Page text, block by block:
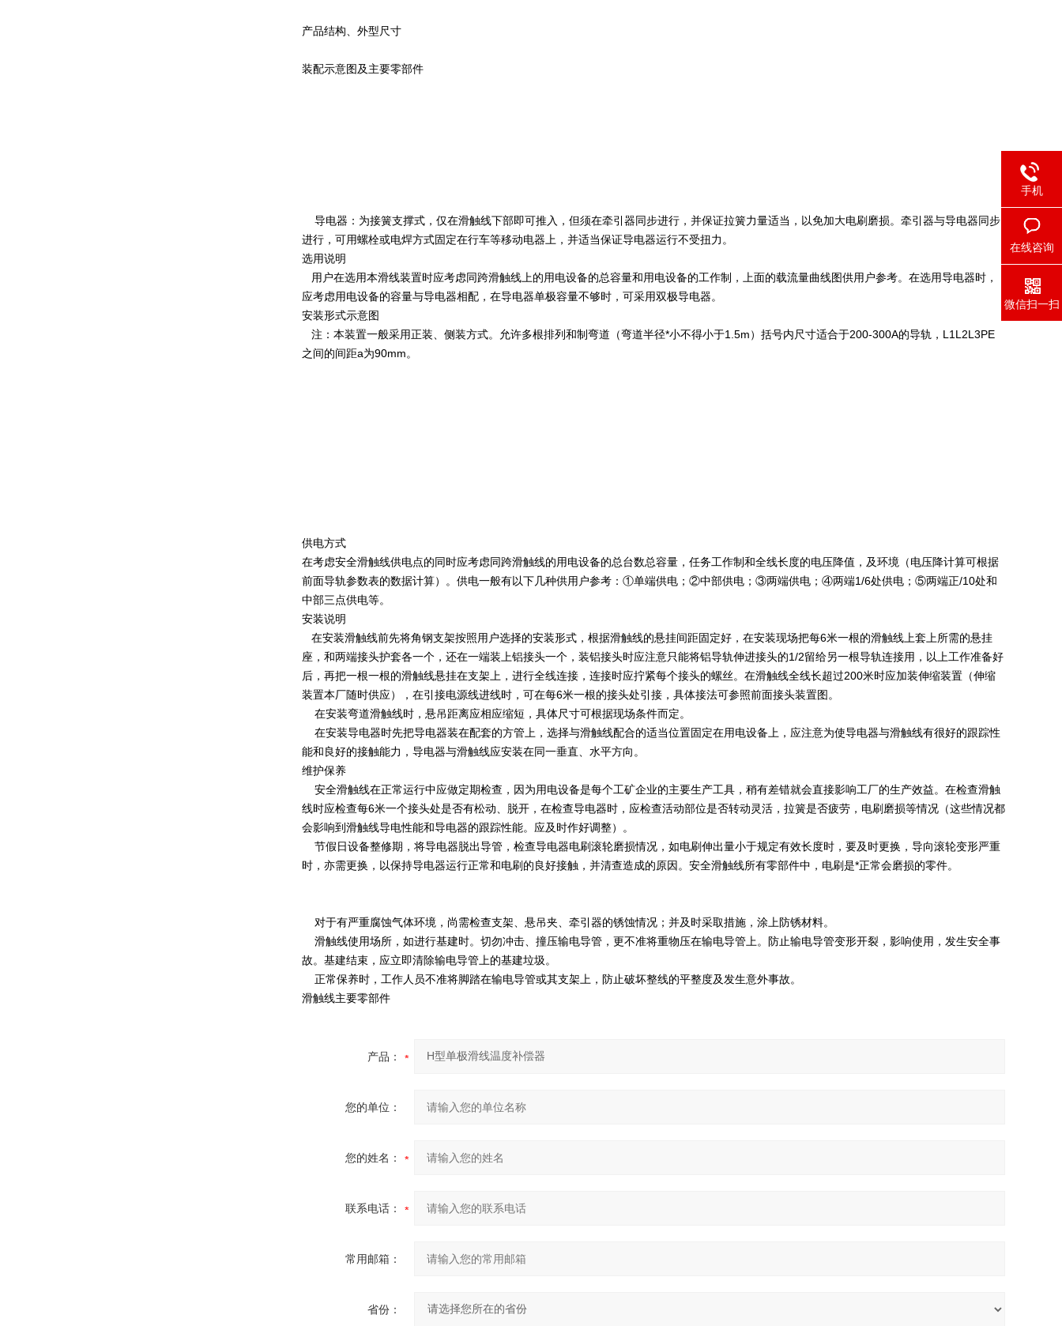
产品结构、外型尺寸
装配示意图及主要零部件
导电器：为接簧支撑式，仅在滑触线下部即可推入，但须在牵引器同步进行，并保证拉簧力量适当，以免加大电刷磨损。牵引器与导电器同步
进行，可用螺栓或电焊方式固定在行车等移动电器上，并适当保证导电器运行不受扭力。
选用说明
用户在选用本滑线装置时应考虑同跨滑触线上的用电设备的总容量和用电设备的工作制，上面的载流量曲线图供用户参考。在选用导电器时，
应考虑用电设备的容量与导电器相配，在导电器单极容量不够时，可采用双极导电器。
安装形式示意图
注：本装置一般采用正装、侧装方式。允许多根排列和制弯道（弯道半径*小不得小于1.5m）括号内尺寸适合于200-300A的导轨，L1L2L3PE
之间的间距a为90mm。
供电方式
在考虑安全滑触线供电点的同时应考虑同跨滑触线的用电设备的总台数总容量，任务工作制和全线长度的电压降值，及环境（电压降计算可根据
前面导轨参数表的数据计算）。供电一般有以下几种供用户参考：①单端供电；②中部供电；③两端供电；④两端1/6处供电；⑤两端正/10处和
中部三点供电等。
安装说明
在安装滑触线前先将角钢支架按照用户选择的安装形式，根据滑触线的悬挂间距固定好，在安装现场把每6米一根的滑触线上套上所需的悬挂
座，和两端接头护套各一个，还在一端装上铝接头一个，装铝接头时应注意只能将铝导轨伸进接头的1/2留给另一根导轨连接用，以上工作准备好
后，再把一根一根的滑触线悬挂在支架上，进行全线连接，连接时应拧紧每个接头的螺丝。在滑触线全线长超过200米时应加装伸缩装置（伸缩
装置本厂随时供应），在引接电源线进线时，可在每6米一根的接头处引接，具体接法可参照前面接头装置图。
在安装弯道滑触线时，悬吊距离应相应缩短，具体尺寸可根据现场条件而定。
在安装导电器时先把导电器装在配套的方管上，选择与滑触线配合的适当位置固定在用电设备上，应注意为使导电器与滑触线有很好的跟踪性
能和良好的接触能力，导电器与滑触线应安装在同一垂直、水平方向。
维护保养
安全滑触线在正常运行中应做定期检查，因为用电设备是每个工矿企业的主要生产工具，稍有差错就会直接影响工厂的生产效益。在检查滑触
线时应检查每6米一个接头处是否有松动、脱开，在检查导电器时，应检查活动部位是否转动灵活，拉簧是否疲劳，电刷磨损等情况（这些情况都
会影响到滑触线导电性能和导电器的跟踪性能。应及时作好调整）。
节假日设备整修期，将导电器脱出导管，检查导电器电刷滚轮磨损情况，如电刷伸出量小于规定有效长度时，要及时更换，导向滚轮变形严重
时，亦需更换，以保持导电器运行正常和电刷的良好接触，并清查造成的原因。安全滑触线所有零部件中，电刷是*正常会磨损的零件。
对于有严重腐蚀气体环境，尚需检查支架、悬吊夹、牵引器的锈蚀情况；并及时采取措施，涂上防锈材料。
滑触线使用场所，如进行基建时。切勿冲击、撞压输电导管，更不准将重物压在输电导管上。防止输电导管变形开裂，影响使用，发生安全事
故。基建结束，应立即清除输电导管上的基建垃圾。
正常保养时，工作人员不准将脚踏在输电导管或其支架上，防止破坏整线的平整度及发生意外事故。
滑触线主要零部件
产品：
您的单位：
您的姓名：
联系电话：
常用邮箱：
省份：
手机
在线咨询
微信扫一扫